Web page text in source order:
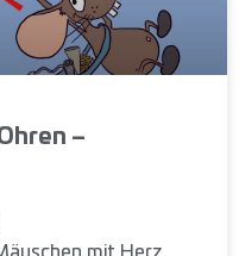
–
mit Herz,